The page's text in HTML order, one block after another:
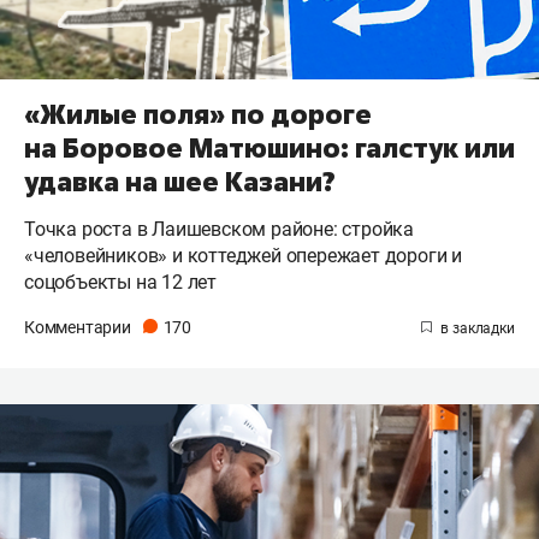
«Жилые поля» по дороге
на Боровое Матюшино: галстук или
удавка на шее Казани?
Точка роста в Лаишевском районе: стройка
«человейников» и коттеджей опережает дороги и
соцобъекты на 12 лет
Комментарии 170